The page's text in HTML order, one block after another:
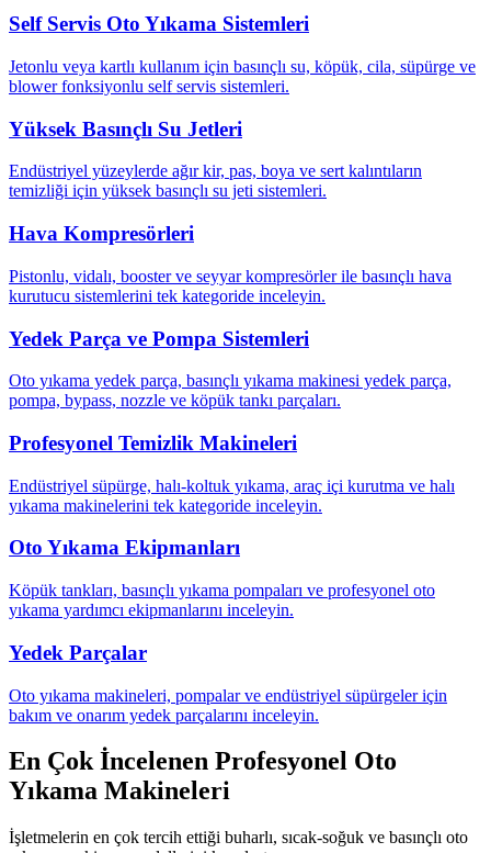
Self Servis Oto Yıkama Sistemleri
Jetonlu veya kartlı kullanım için basınçlı su, köpük, cila, süpürge ve
blower fonksiyonlu self servis sistemleri.
Yüksek Basınçlı Su Jetleri
Endüstriyel yüzeylerde ağır kir, pas, boya ve sert kalıntıların
temizliği için yüksek basınçlı su jeti sistemleri.
Hava Kompresörleri
Pistonlu, vidalı, booster ve seyyar kompresörler ile basınçlı hava
kurutucu sistemlerini tek kategoride inceleyin.
Yedek Parça ve Pompa Sistemleri
Oto yıkama yedek parça, basınçlı yıkama makinesi yedek parça,
pompa, bypass, nozzle ve köpük tankı parçaları.
Profesyonel Temizlik Makineleri
Endüstriyel süpürge, halı-koltuk yıkama, araç içi kurutma ve halı
yıkama makinelerini tek kategoride inceleyin.
Oto Yıkama Ekipmanları
Köpük tankları, basınçlı yıkama pompaları ve profesyonel oto
yıkama yardımcı ekipmanlarını inceleyin.
Yedek Parçalar
Oto yıkama makineleri, pompalar ve endüstriyel süpürgeler için
bakım ve onarım yedek parçalarını inceleyin.
En Çok İncelenen Profesyonel Oto
Yıkama Makineleri
İşletmelerin en çok tercih ettiği buharlı, sıcak-soğuk ve basınçlı oto